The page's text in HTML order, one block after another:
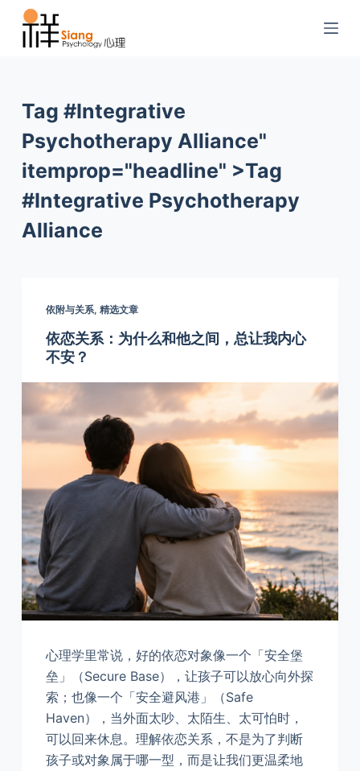
S
c
o
Tag #Integrative
Psychotherapy Alliance"
itemprop="headline" >Tag
#Integrative Psychotherapy
Alliance
依附与关系, 精选文章
依恋关系：为什么和他之间，总让我内心
不安？
心理学里常说，好的依恋对象像一个「安全堡
垒」（Secure Base），让孩子可以放心向外探
索；也像一个「安全避风港」（Safe
Haven），当外面太吵、太陌生、太可怕时，
可以回来休息。理解依恋关系，不是为了判断
孩子或对象属于哪一型，而是让我们更温柔地